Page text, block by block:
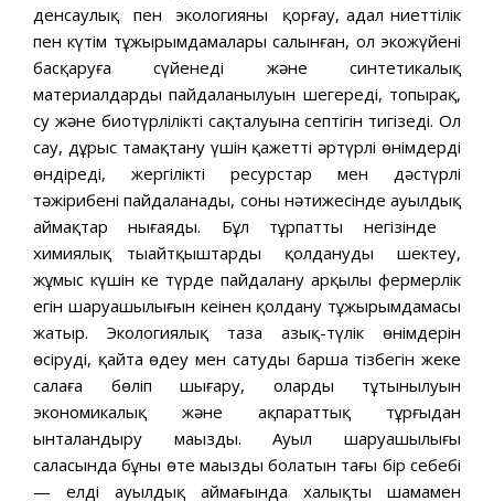
денсаулық пен экологияны қорғау, адал ниеттілік
пен күтім тұжырымдамалары салынған, ол экожүйені
басқаруға сүйенеді және синтетикалық
материалдардың пайдаланылуын шегереді, топырақ,
су және биотүрліліктің сақталуына септігін тигізеді. Ол
сау, дұрыс тамақтану үшін қажетті әртүрлі өнімдерді
өндіреді, жергілікті ресурстар мен дәстүрлі
тәжірибені пайдаланады, соның нәтижесінде ауылдық
аймақтар нығаяды. Бұл тұрпаттың негізінде
химиялық тыңайтқыштарды қолдануды шектеу,
жұмыс күшін кең түрде пайдалану арқылы фермерлік
егін шаруашылығын кеңінен қолдану тұжырымдамасы
жатыр. Экологиялық таза азық-түлік өнімдерін
өсірудің, қайта өңдеу мен сатудың барша тізбегін жеке
салаға бөліп шығару, олардың тұтынылуын
экономикалық және ақпараттық тұрғыдан
ынталандыру маңызды. Ауыл шаруашылығы
саласында бұның өте маңызды болатын тағы бір себебі
— елдің ауылдық аймағында халықтың шамамен